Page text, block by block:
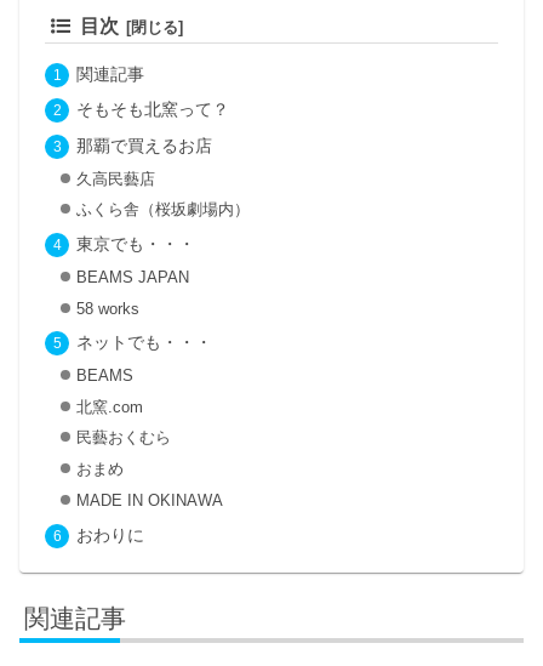
目次
関連記事
そもそも北窯って？
那覇で買えるお店
久高民藝店
ふくら舎（桜坂劇場内）
東京でも・・・
BEAMS JAPAN
58 works
ネットでも・・・
BEAMS
北窯.com
民藝おくむら
おまめ
MADE IN OKINAWA
おわりに
関連記事